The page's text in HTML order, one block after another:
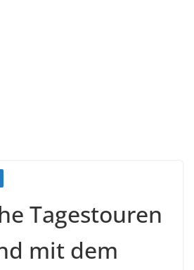
Tagestouren
mit dem